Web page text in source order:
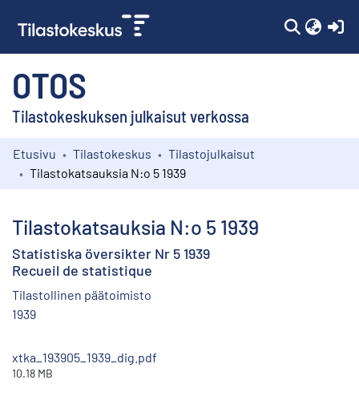
OTOS
Tilastokeskuksen julkaisut verkossa
Kokoelmat
Etusivu Tilastokeskus
Tilastojulkaisut
Tilastokatsauksia N:o 5 1939
Tilastokatsauksia N:o 5 1939
Statistiska översikter Nr 5 1939
Recueil de statistique
Tilastollinen päätoimisto
1939
xtka_193905_1939_dig.pdf
10.18 MB